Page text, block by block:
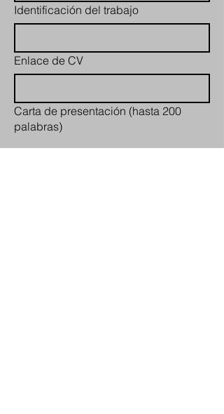
Identificación del trabajo
Enlace de CV
Carta de presentación (hasta 200
palabras)